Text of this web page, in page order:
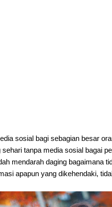
sosial bagi sebagian besar
tanpa media sosial bagai
mendarah daging bagaimana
apapun yang dikehendaki,